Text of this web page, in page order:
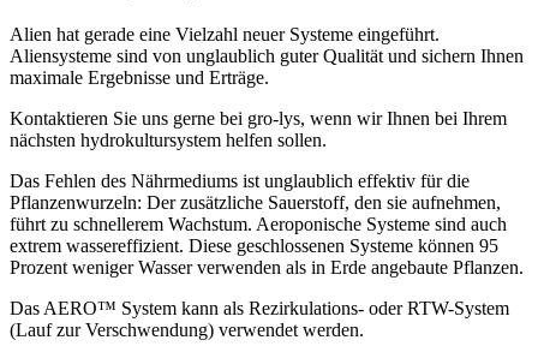
Alien hat gerade eine Vielzahl neuer Systeme eingeführt.
Aliensysteme sind von unglaublich guter Qualität und sichern Ihnen
maximale Ergebnisse und Erträge.
Kontaktieren Sie uns gerne bei gro-lys, wenn wir Ihnen bei Ihrem
nächsten hydrokultursystem helfen sollen.
Das Fehlen des Nährmediums ist unglaublich effektiv für die
Pflanzenwurzeln: Der zusätzliche Sauerstoff, den sie aufnehmen,
führt zu schnellerem Wachstum. Aeroponische Systeme sind auch
extrem wassereffizient. Diese geschlossenen Systeme können 95
Prozent weniger Wasser verwenden als in Erde angebaute Pflanzen.
Das AERO™ System kann als Rezirkulations- oder RTW-System
(Lauf zur Verschwendung) verwendet werden.